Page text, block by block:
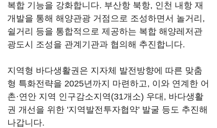
복합 기능을 강화합니다. 부산항 북항, 인천 내항 재
개발을 통해 해양관광 거점으로 조성하면서 놀거리,
쉴거리 등을 통합적으로 제공하는 복합 해양레저관
광도시 조성을 관계기관과 협의해 추진합니다.
지역형 바다생활권은 지자체 발전방향에 따른 맞춤
형 특화전략을 2025년까지 마련하고, 이와 연계한 어
촌·연안 지역 인구감소지역(31개소) 우대, 바다생활
권 개선을 위한 '지역발전투자협약' 발굴 등도 추진해
나갑니다.